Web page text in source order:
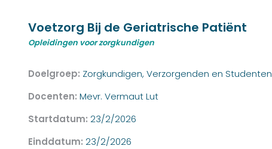
Voetzorg Bij de Geriatrische Patiënt
Opleidingen voor zorgkundigen
Doelgroep: Zorgkundigen, Verzorgenden en Studenten
Docenten: Mevr. Vermaut Lut
Startdatum: 23/2/2026
Einddatum: 23/2/2026